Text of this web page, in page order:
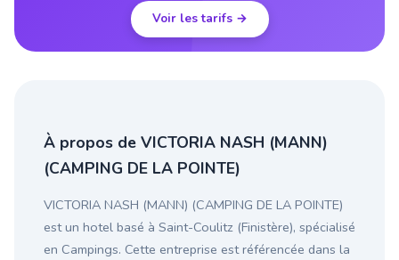
Voir les tarifs →
À propos de VICTORIA NASH (MANN)
(CAMPING DE LA POINTE)
VICTORIA NASH (MANN) (CAMPING DE LA POINTE)
est un hotel basé à Saint-Coulitz (Finistère), spécialisé
en Campings. Cette entreprise est référencée dans la